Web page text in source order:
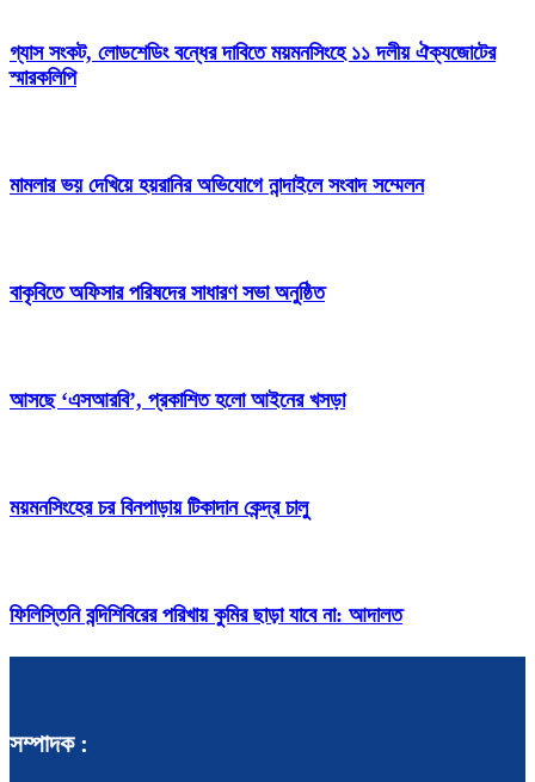
গ্যাস সংকট, লোডশেডিং বন্ধের দাবিতে ময়মনসিংহে ১১ দলীয় ঐক্যজোটের
স্মারকলিপি
মামলার ভয় দেখিয়ে হয়রানির অভিযোগে নান্দাইলে সংবাদ সম্মেলন
বাকৃবিতে অফিসার পরিষদের সাধারণ সভা অনুষ্ঠিত
আসছে ‘এসআরবি’, প্রকাশিত হলো আইনের খসড়া
ময়মনসিংহের চর বিনপাড়ায় টিকাদান কেন্দ্র চালু
ফিলিস্তিনি বন্দিশিবিরের পরিখায় কুমির ছাড়া যাবে না: আদালত
সম্পাদক :